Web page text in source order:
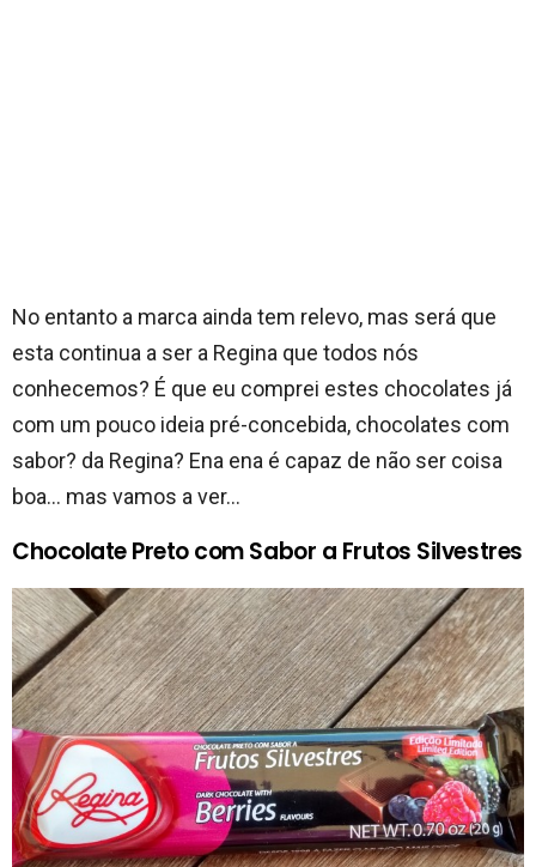
No entanto a marca ainda tem relevo, mas será que
esta continua a ser a Regina que todos nós
conhecemos? É que eu comprei estes chocolates já
com um pouco ideia pré-concebida, chocolates com
sabor? da Regina? Ena ena é capaz de não ser coisa
boa… mas vamos a ver…
Chocolate Preto com Sabor a Frutos Silvestres